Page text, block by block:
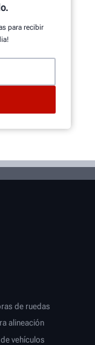
para recibir
de ruedas
alineación
vehículos